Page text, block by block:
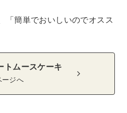
簡単でおいしいのでオスス
トムースケーキ
ージへ